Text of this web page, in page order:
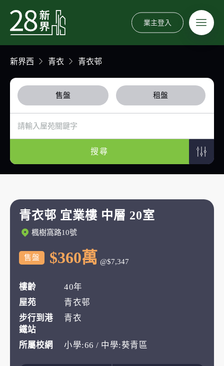
業主登入
新界西 青衣 青衣邨
售盤 租盤
搜尋
青衣邨 宜業樓 中層 20室
楓樹窩路10號
售盤 $360萬 @$7,347
樓齡
40年
屋苑
青衣邨
步行到港
鐵站
青衣
所屬校網 小學:66 / 中學:葵青區